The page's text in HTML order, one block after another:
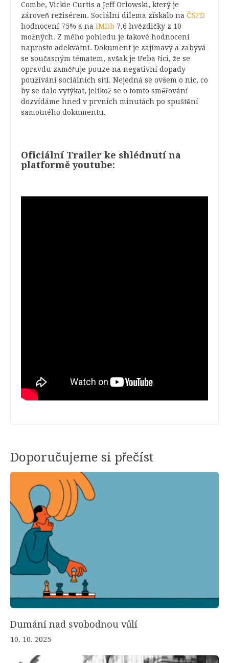
Combe, Vickie Curtis a Jeff Orlowski, který je
zároveň režisérem. Sociální dilema získalo na ČSFD
hodnocení 75% a na IMDb 7,6 hvězdičky z 10
možných. Z mého pohledu je takové hodnocení
naprosto adekvátní. Dokument je zajímavý a zabývá
se současným tématem, avšak je třeba říci, že se
opravdu zaměřuje pouze na negativní dopady
používání sociálních sítí. Nejedná se ovšem o nic, co
by se dalo vytýkat, jelikož se o tomto směřování
dozvídáme hned v prvních minutách po spuštění
samotného dokumentu.
Oficiální Trailer ke shlédnutí na
platformě youtube:
Doporučujeme si přečíst
Dumání nad svobodnou vůlí
10. 10. 2025